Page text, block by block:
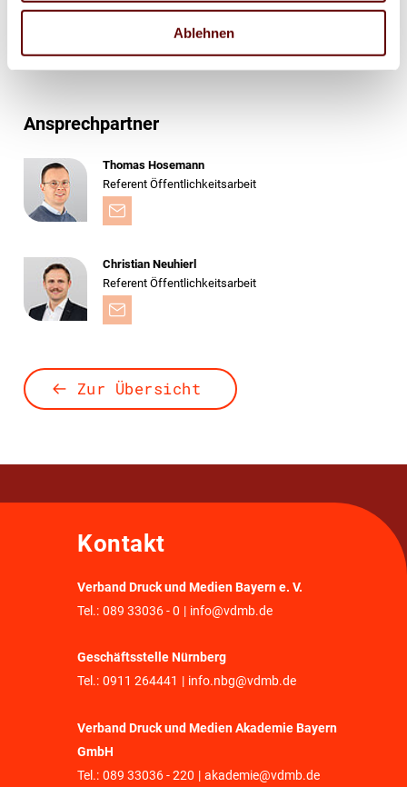
Ablehnen
Ansprechpartner
Thomas Hosemann
Referent Öffentlichkeitsarbeit
Christian Neuhierl
Referent Öffentlichkeitsarbeit
Zur Übersicht
Kontakt
Verband Druck und Medien Bayern e. V.
Tel.: 089 33036 - 0 | info@vdmb.de
Geschäftsstelle Nürnberg
Tel.: 0911 264441 | info.nbg@vdmb.de
Verband Druck und Medien Akademie Bayern
GmbH
Tel.: 089 33036 - 220 | akademie@vdmb.de